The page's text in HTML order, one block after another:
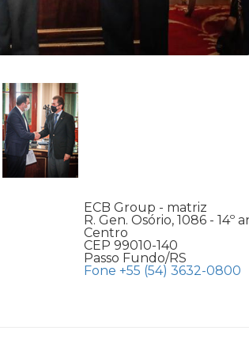
ECB Group - matriz
R. Gen. Osório, 1086 - 14º
Centro
CEP 99010-140
Passo Fundo/RS
Fone +55 (54) 3632-0800